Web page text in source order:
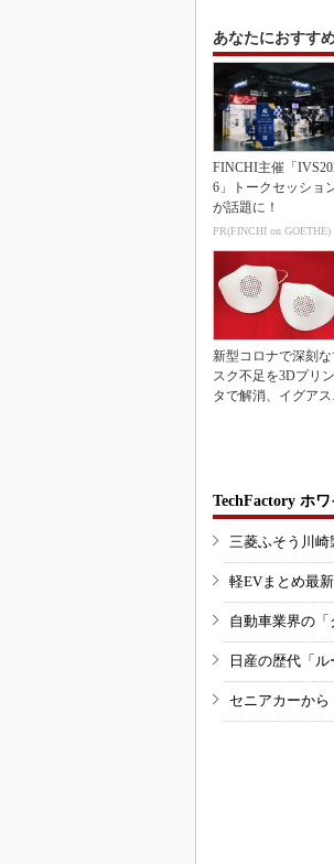
あなたにおすす
FINCHI主催「
6」トークセッショ
が話題に！
PR(FINCHI on GOETHE)
新型コロナで深刻な
スク不足を3Dプリン
タで解消、イグアス
TechFactory ホ
三菱ふそう川
軽EVまとめ最
自動車業界の
日産の歴代「
セニアカーか